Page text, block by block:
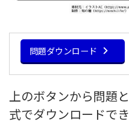
問題ダウンロード
上のボタンから問題
式でダウンロードで